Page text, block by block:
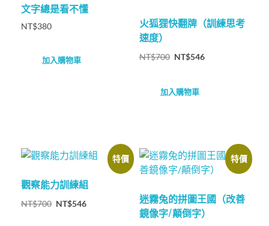
文字總是看不懂
NT$380
加入購物車
火狐狸快翻牌（訓練思考
速度）
NT$700 NT$546
加入購物車
特價
觀察能力訓練組
NT$700 NT$546
特價
迷霧兔的拼圖王國（改善
鏡像字/顛倒字）